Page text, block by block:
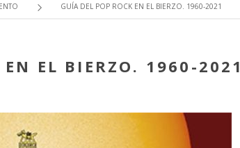
GUÍA DEL POP ROCK EN EL BIERZO. 1960-2021
EL BIERZO. 1960-2021